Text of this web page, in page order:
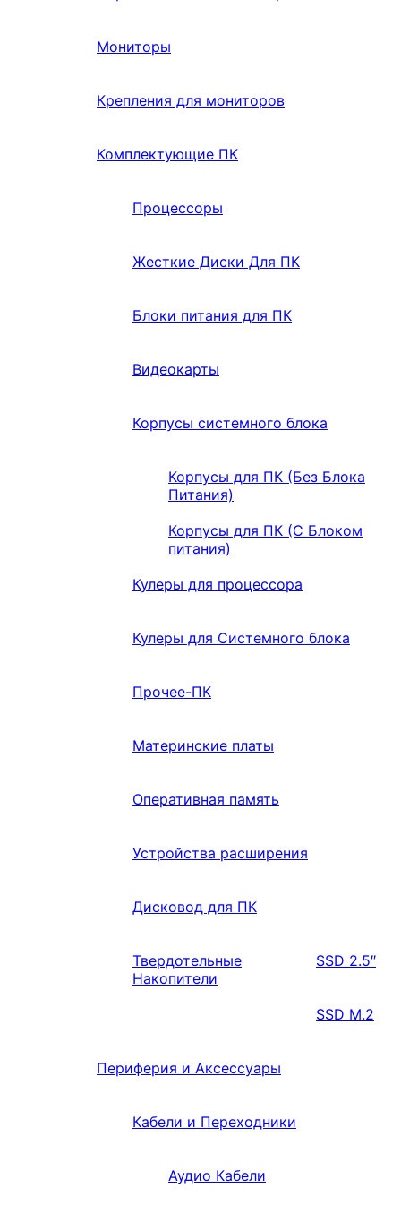
Мониторы
Крепления для мониторов
Комплектующие ПК
Процессоры
Жесткие Диски Для ПК
Блоки питания для ПК
Видеокарты
Корпусы системного блока
Корпусы для ПК (Без Блока
Питания)
Корпусы для ПК (С Блоком
питания)
Кулеры для процессора
Кулеры для Системного блока
Прочее-ПК
Материнские платы
Оперативная память
Устройства расширения
Дисковод для ПК
Твердотельные
Накопители
SSD 2.5″
SSD M.2
Периферия и Аксессуары
Кабели и Переходники
Аудио Кабели